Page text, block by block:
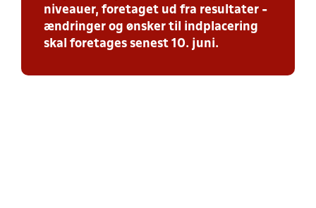
niveauer, foretaget ud fra resultater -
ændringer og ønsker til indplacering
skal foretages senest 10. juni.